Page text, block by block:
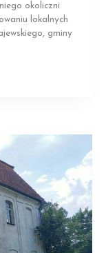
okoliczni
lokalnych
gminy